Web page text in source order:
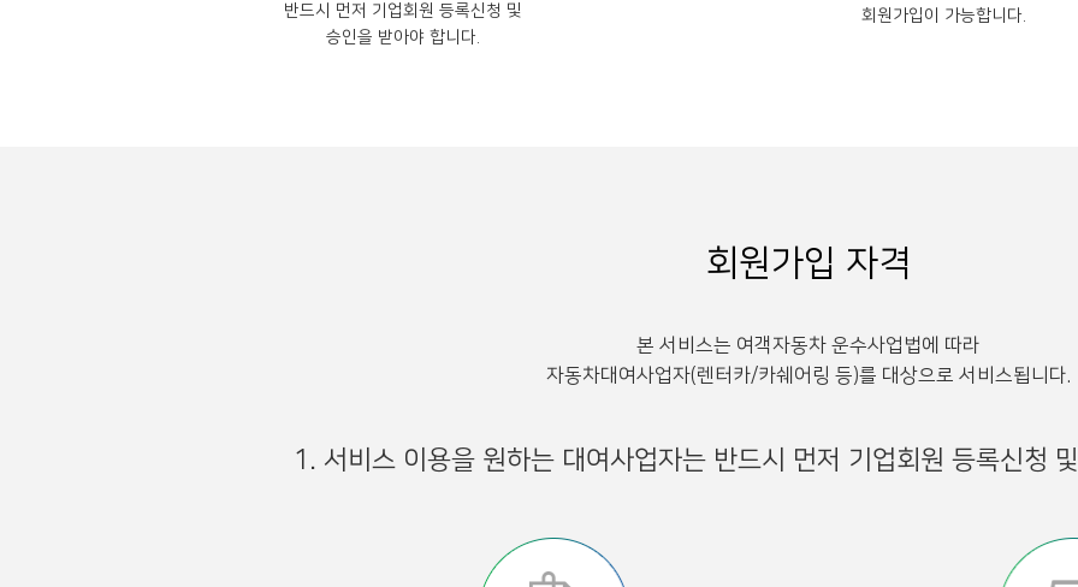
반드시 먼저 기업회원 등록신청 및
승인을 받아야 합니다.
회원가입이 가능합니다.
회원가입 자격
본 서비스는 여객자동차 운수사업법에 따라
자동차대여사업자(렌터카/카쉐어링 등)를 대상으로 서비스됩니다.
1. 서비스 이용을 원하는 대여사업자는 반드시 먼저 기업회원 등록신청